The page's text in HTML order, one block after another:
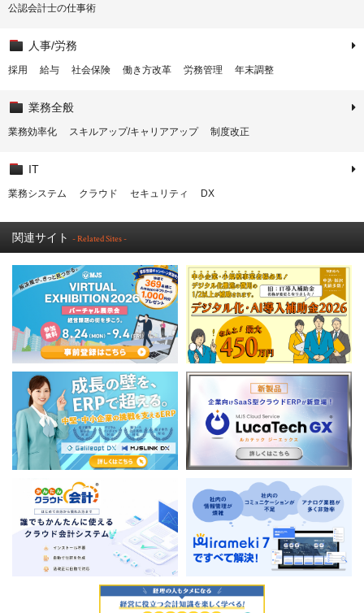
公認会計士の仕事術
人事/労務
採用 給与 社会保険 働き方改革 労務管理 年末調整
業務全般
業務効率化 スキルアップ/キャリアアップ 制度改正
IT
業務システム クラウド セキュリティ DX
関連サイト - Related Sites -